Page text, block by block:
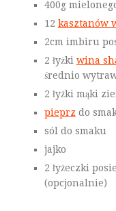
400g
12 kasztanów
2cm imbiru
2 łyżki wina
średnio
2 łyżki mąki
pieprz do
sól do smaku
jajko
2 łyżeczki
(opcjonalnie)